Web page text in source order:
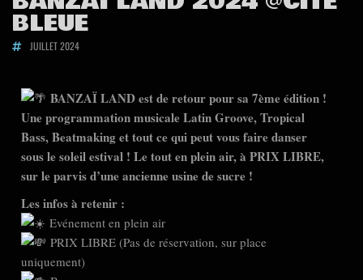
BLEUE
JUILLET 2024
BANZAÏ LAND est de retour pour sa 7ème édition !
Une programmation musicale Latin Groove, Tropical
Bass, Beatmaking et tout ce qui peut vous faire danser
sous le soleil estival ! Le tout en plein air, à PRIX LIBRE,
sur le parvis d’une ancienne usine de sucre !
Les infos à retenir :
Evénement en plein air
PRIX LIBRE (Pas de réservation, sur place
uniquement)